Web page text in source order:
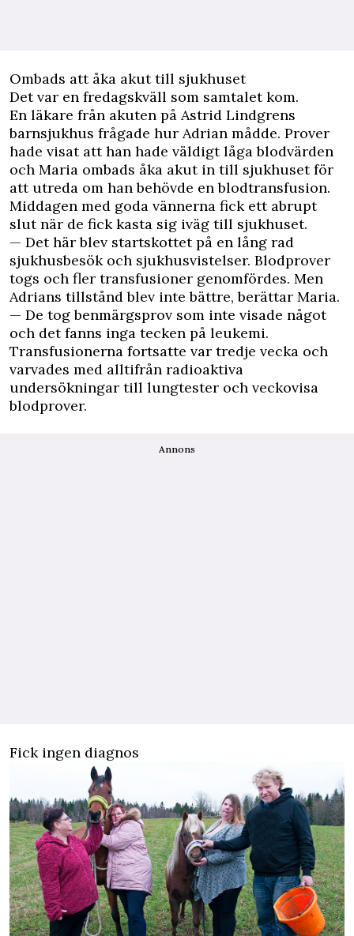
Ombads att åka akut till sjukhuset
Det var en fredagskväll som samtalet kom.
En läkare från akuten på Astrid Lindgrens
barnsjukhus frågade hur Adrian mådde. Prover
hade visat att han hade väldigt låga blodvärden
och Maria ombads åka akut in till sjukhuset för
att utreda om han behövde en blodtransfusion.
Middagen med goda vännerna fick ett abrupt
slut när de fick kasta sig iväg till sjukhuset.
— Det här blev startskottet på en lång rad
sjukhusbesök och sjukhusvistelser. Blodprover
togs och fler transfusioner genomfördes. Men
Adrians tillstånd blev inte bättre, berättar Maria.
— De tog benmärgsprov som inte visade något
och det fanns inga tecken på leukemi.
Transfusionerna fortsatte var tredje vecka och
varvades med alltifrån radioaktiva
undersökningar till lungtester och veckovisa
blodprover.
Annons
Fick ingen diagnos